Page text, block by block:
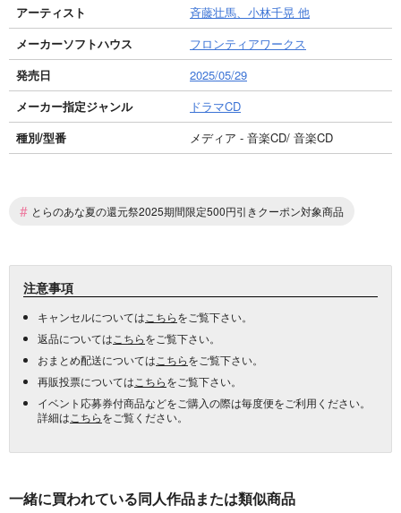
アーティスト
斉藤壮馬、小林千晃 他
メーカーソフトハウス
フロンティアワークス
発売日
2025/05/29
メーカー指定ジャンル
ドラマCD
種別/型番
メディア - 音楽CD/ 音楽CD
# とらのあな夏の還元祭2025期間限定500円引きクーポン対象商品
注意事項
キャンセルについては こちらをご覧下さい。
返品については こちらをご覧下さい。
おまとめ配送については こちらをご覧下さい。
再販投票については こちらをご覧下さい。
イベント応募券付商品などをご購入の際は毎度便をご利用ください。
詳細は こちらをご覧ください。
一緒に買われている同人作品または類似商品